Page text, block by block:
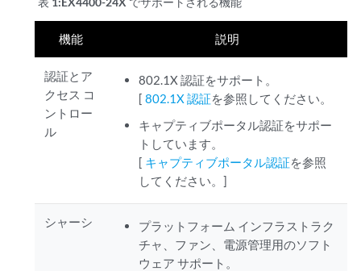
機能 説明
認証とア
クセス コ
ントロー
ル
802.1X 認証をサポート。
[802.1X 認証を参照してください。
キャプティブポータル認証をサポー
トしています。
[ キャプティブポータル認証を参照
してください。]
シャーシ
プラットフォーム インフラストラク
チャ、ファン、電源管理用のソフト
ウェア サポート。